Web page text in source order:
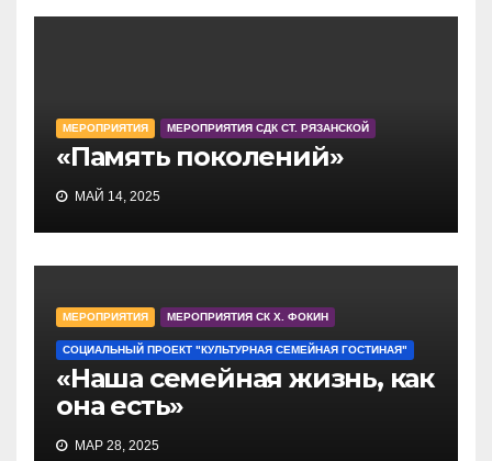
МЕРОПРИЯТИЯ МЕРОПРИЯТИЯ СДК СТ. РЯЗАНСКОЙ
«Память поколений»
МАЙ 14, 2025
МЕРОПРИЯТИЯ МЕРОПРИЯТИЯ СК Х. ФОКИН
СОЦИАЛЬНЫЙ ПРОЕКТ "КУЛЬТУРНАЯ СЕМЕЙНАЯ ГОСТИНАЯ"
«Наша семейная жизнь, как
она есть»
МАР 28, 2025